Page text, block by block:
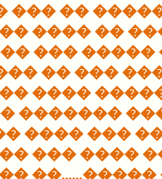
������� ��
���� ��
�� �����
���� ���
�����
���� ���
�� ����